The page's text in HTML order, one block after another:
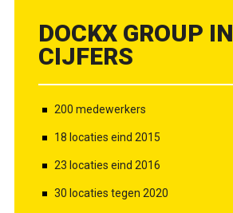
DOCKX GROUP IN
CIJFERS
200 medewerkers
18 locaties eind 2015
23 locaties eind 2016
30 locaties tegen 2020